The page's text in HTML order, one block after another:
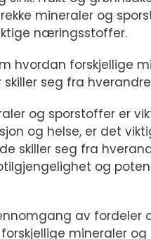
mineraler og
næringsstoffer.
hvordan forskjellige
seg fra hverandre
og sporstoffer er
og helse, er det
skiller seg fra
og
av fordeler
mineraler og